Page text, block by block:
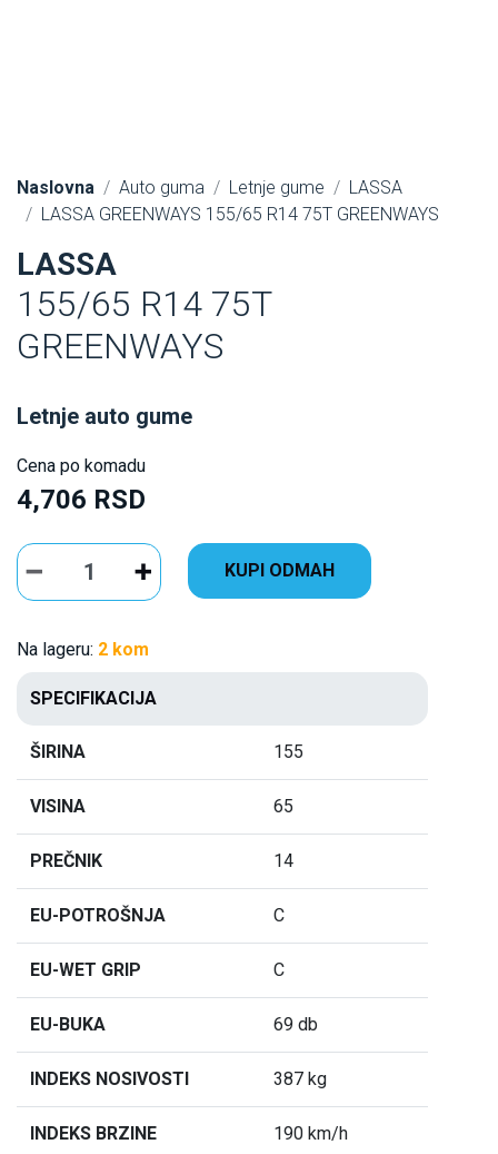
Naslovna Auto guma Letnje gume
LASSA
LASSA GREENWAYS 155/65 R14 75T GREENWAYS
LASSA
155/65 R14 75T
GREENWAYS
Letnje auto gume
Cena po komadu
4,706 RSD
KUPI ODMAH
Na lageru: 2 kom
SPECIFIKACIJA
ŠIRINA 155
VISINA 65
PREČNIK 14
EU-POTROŠNJA C
EU-WET GRIP C
EU-BUKA 69 db
INDEKS NOSIVOSTI 387 kg
INDEKS BRZINE 190 km/h